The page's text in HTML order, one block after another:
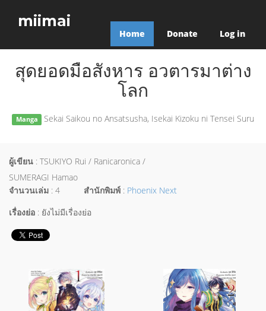
miimai
Home Donate Log in
สุดยอดมือสังหาร อวตารมาต่าง
โลก
Manga Sekai Saikou no Ansatsusha, Isekai Kizoku ni Tensei Suru
ผู้เขียน : TSUKIYO Rui / Ranicaronica /
SUMERAGI Hamao
จำนวนเล่ม : 4 สำนักพิมพ์ : Phoenix Next
เรื่องย่อ : ยังไม่มีเรื่องย่อ